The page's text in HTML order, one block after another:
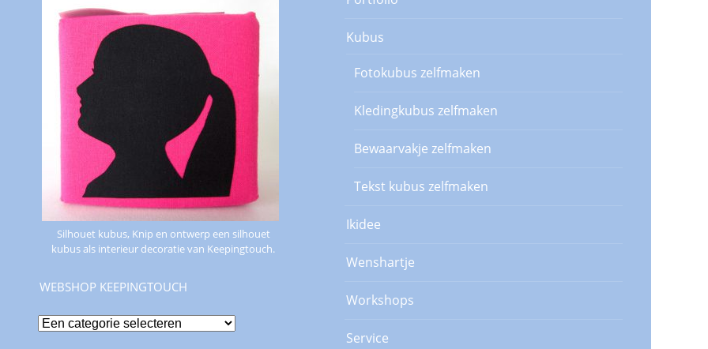
Silhouet kubus, Knip en ontwerp een silhouet
kubus als interieur decoratie van Keepingtouch.
WEBSHOP KEEPINGTOUCH
Kubus
Fotokubus zelfmaken
Kledingkubus zelfmaken
Bewaarvakje zelfmaken
Tekst kubus zelfmaken
Ikidee
Wenshartje
Workshops
Service